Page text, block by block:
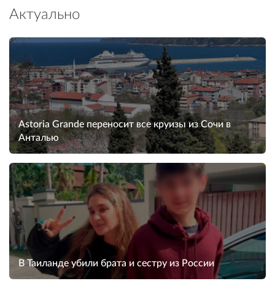
Актуально
Astoria Grande переносит все круизы из Сочи в
Анталью
В Таиланде убили брата и сестру из России